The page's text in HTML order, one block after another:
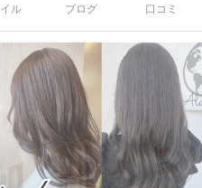
ル ブログ 口コミ